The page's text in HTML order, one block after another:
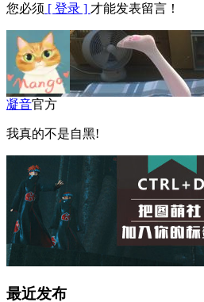
您必须 [ 登录 ] 才能发表留言！
凝音官方
我真的不是自黑!
最近发布